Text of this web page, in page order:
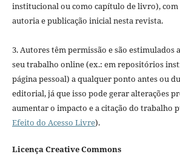
institucional ou como capítulo de livro),
autoria e publicação inicial nesta revista.
3. Autores têm permissão e são
seu trabalho online (ex.: em repositórios
página pessoal) a qualquer ponto antes ou
editorial, já que isso pode gerar alterações
aumentar o impacto e a citação do trabalho
Efeito do Acesso Livre).
Licença Creative Commons